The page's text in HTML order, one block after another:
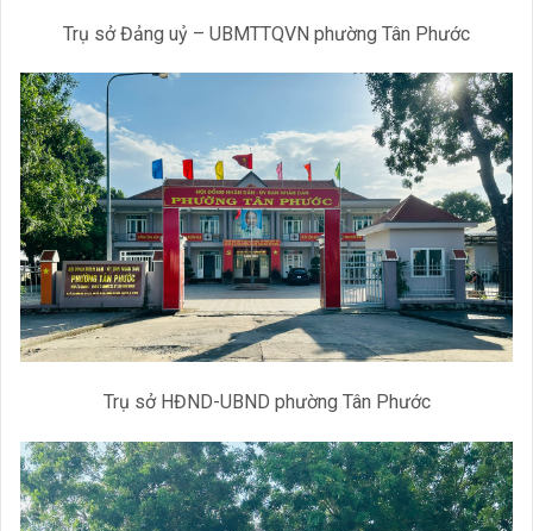
Trụ sở Đảng uỷ – UBMTTQVN phường Tân Phước
Trụ sở HĐND-UBND phường Tân Phước